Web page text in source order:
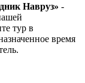
Навруз» -
тур в
время